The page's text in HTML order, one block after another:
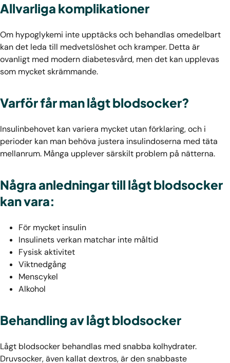
Allvarliga komplikationer
Om hypoglykemi inte upptäcks och behandlas omedelbart
kan det leda till medvetslöshet och kramper. Detta är
ovanligt med modern diabetesvård, men det kan upplevas
som mycket skrämmande.
Varför får man lågt blodsocker?
Insulinbehovet kan variera mycket utan förklaring, och i
perioder kan man behöva justera insulindoserna med täta
mellanrum. Många upplever särskilt problem på nätterna.
Några anledningar till lågt blodsocker
kan vara:
För mycket insulin
Insulinets verkan matchar inte måltid
Fysisk aktivitet
Viktnedgång
Menscykel
Alkohol
Behandling av lågt blodsocker
Lågt blodsocker behandlas med snabba kolhydrater.
Druvsocker, även kallat dextros, är den snabbaste